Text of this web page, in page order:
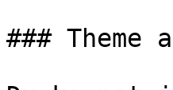
###